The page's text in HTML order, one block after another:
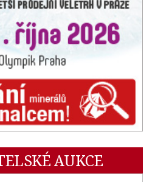
AUKCE